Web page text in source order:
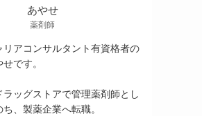
あやせ
薬剤師
リアコンサルタント有資格者の
です。
ッグストアで管理薬剤師とし
、製薬企業へ転職。